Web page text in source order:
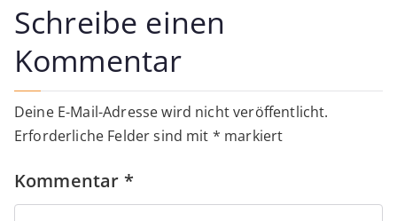
Schreibe einen
Kommentar
Deine E-Mail-Adresse wird nicht veröffentlicht.
Erforderliche Felder sind mit * markiert
Kommentar *